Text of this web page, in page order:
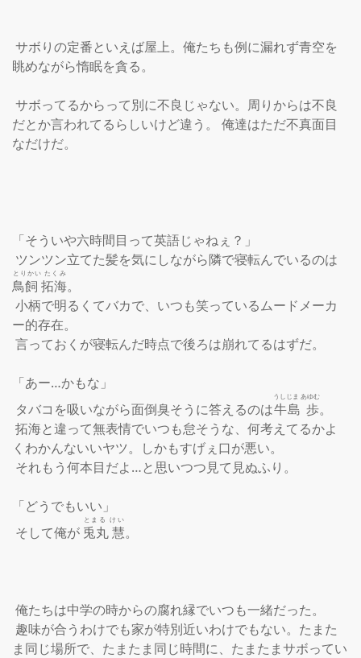
サボりの定番といえば屋上。俺たちも例に漏れず青空を
眺めながら惰眠を貪る。
サボってるからって別に不良じゃない。周りからは不良
だとか言われてるらしいけど違う。 俺達はただ不真面目
なだけだ。
「そういや六時間目って英語じゃねぇ？」
ツンツン立てた髪を気にしながら隣で寝転んでいるのは
鳥飼 拓海
とりかい たくみ
。
小柄で明るくてバカで、いつも笑っているムードメーカ
ー的存在。
言っておくが寝転んだ時点で後ろは崩れてるはずだ。
「あー…かもな」
タバコを吸いながら面倒臭そうに答えるのは牛島 歩
うしじま あゆむ
。
拓海と違って無表情でいつも怠そうな、何考えてるかよ
くわかんないいヤツ。しかもすげぇ口が悪い。
それもう何本目だよ…と思いつつ見て見ぬふり。
「どうでもいい」
そして俺が 兎丸 慧
とまる けい
。
俺たちは中学の時からの腐れ縁でいつも一緒だった。
趣味が合うわけでも家が特別近いわけでもない。たまた
ま同じ場所で、たまたま同じ時間に、たまたまサボってい